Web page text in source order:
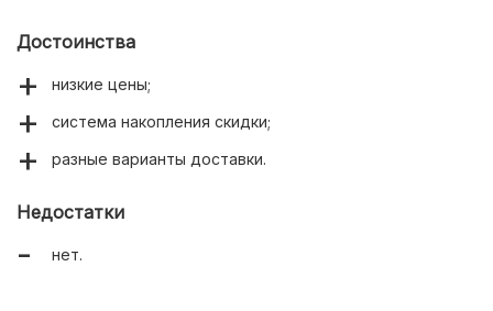
Достоинства
низкие цены;
система накопления скидки;
разные варианты доставки.
Недостатки
нет.